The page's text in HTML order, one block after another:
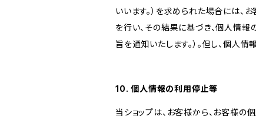
いいます。）を求められた場合には
を行い、その結果に基づき、個人情
旨を通知いたします。）。但し、個人
10. 個人情報の利用停止等
当ショップは、お客様から、お客様